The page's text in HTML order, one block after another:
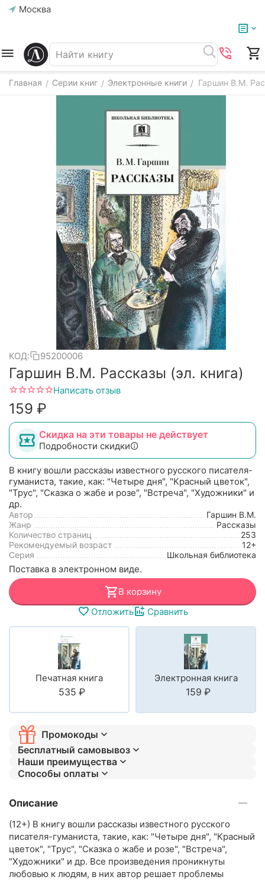
Москва
Главная / Серии книг / Электронные книги / Гаршин В.М.
КОД: 95200006
Гаршин В.М. Рассказы (эл. книга)
Написать отзыв
‍159‍ ₽
Скидка на эти товары не действует
Подробности скидки
В книгу вошли рассказы известного русского писателя-
гуманиста, такие, как: "Четыре дня", "Красный цветок",
"Трус", "Сказка о жабе и розе", "Встреча", "Художники" и
др.
Автор
Гаршин В.М.
Жанр
Рассказы
Количество страниц
253
Рекомендуемый возраст
12+
Серия
Школьная библиотека
Поставка в электронном виде.
В корзину
Отложить
Сравнить
Печатная книга
‍535‍ ₽
Электронная книга
‍159‍ ₽
Промокоды
Бесплатный самовывоз
Наши преимущества
Способы оплаты
Описание
(12+) В книгу вошли рассказы известного русского
писателя-гуманиста, такие, как: "Четыре дня", "Красный
цветок", "Трус", "Сказка о жабе и розе", "Встреча",
"Художники" и др. Все произведения проникнуты
любовью к людям, в них автор решает проблемы